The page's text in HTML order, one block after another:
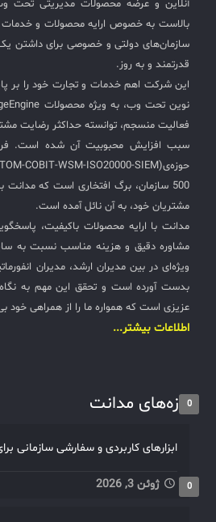
آنلاین و عرضه محصولات مدیریتی تحت
بالاست به خصوص ارایه محصولات و خدمات
سازمان‌های دولتی و خصوصی برای داشتن یک
قدرتمند و به روز.
این شرکت اهم خدمات و تجارت خود را بر
فعالیت منسجم، توانسته حداکثر رضایت
سبب افزایش محبوبیت آن شده است.
500 سازمان، برگ افتخاری است که
مشتریان خود، به آن نائل آمده است.
مدانت با ارایه محصولات باکیفیت،
مشاوره دقیق و هزینه مناسب نسبت به
ویژه‌ای در بین مدیران ارشد، مدیران
بدست آورده است و تحقق این مهم به
عزیزی است که همواره ما را از همراهی خود
اطلاعات بیشتر...
تازه‌های مدانت0
ابزارهای کاربردی و سفارشی
ژوئن 3, 2026 0